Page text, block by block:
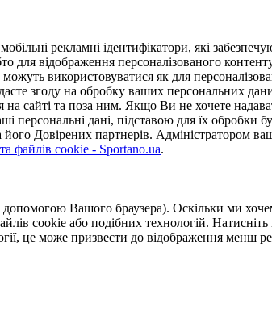
рекламні ідентифікатори, які
для відображення персоналізованого
використовуватися як для
згоду на обробку ваших персональних
сайті та поза ним. Якщо Ви не хочете
персональні дані, підставою для їх обробки
його Довірених партнерів. Адміністратором
файлів cookie - Sportano.ua.
допомогою Вашого браузера). Оскільки ми
cookie або подібних технологій.
це може призвести до відображення менш